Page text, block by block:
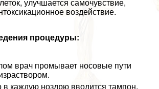
улучшается самочувствие,
воздействие.
процедуры:
врач промывает носовые пути
в каждую ноздрю вводится тампон,